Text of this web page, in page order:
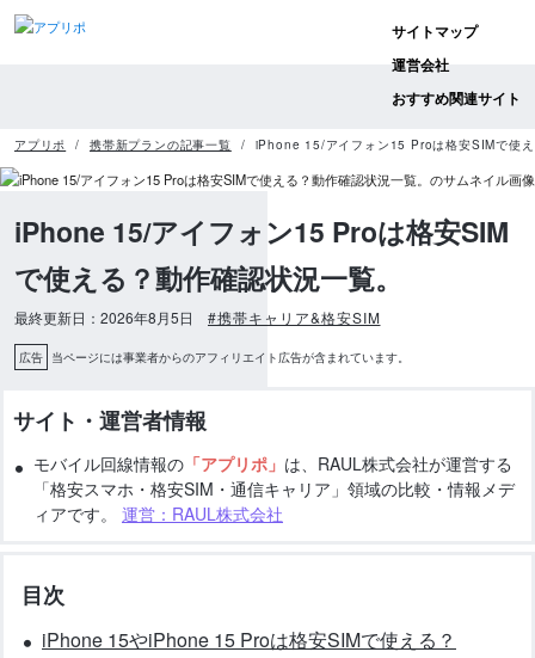
サイトマップ
運営会社
おすすめ関連サイト
アプリポ 携帯新プランの記事一覧 iPhone 15/アイフォン15 Proは格安SIMで使
iPhone 15/アイフォン15 Proは格安SIM
で使える？動作確認状況一覧。
最終更新日：2026年8月5日 #携帯キャリア&格安SIM
広告 当ページには事業者からのアフィリエイト広告が含まれています。
サイト・運営者情報
モバイル回線情報の 「アプリポ」 は、RAUL株式会社が運営する
「格安スマホ・格安SIM・通信キャリア」領域の比較・情報メデ
ィアです。 運営：RAUL株式会社
目次
iPhone 15やiPhone 15 Proは格安SIMで使える？